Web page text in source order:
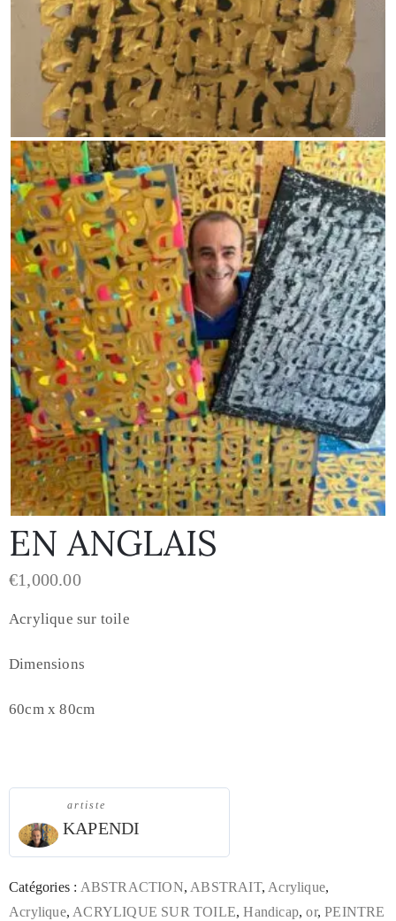
EN ANGLAIS
€1,000.00
Acrylique sur toile
Dimensions
60cm x 80cm
artiste
KAPENDI
Catégories : ABSTRACTION, ABSTRAIT, Acrylique,
Acrylique, ACRYLIQUE SUR TOILE,Handicap,or,PEINTRE